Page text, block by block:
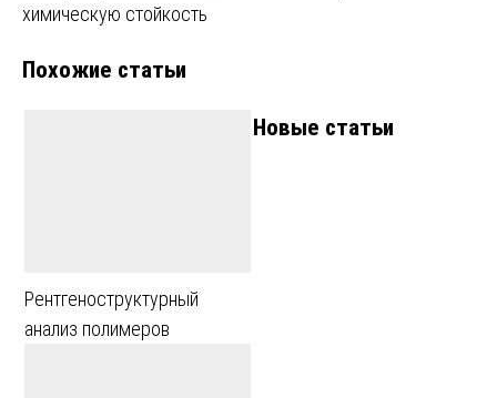
химическую стойкость
Похожие статьи
Рентгеноструктурный
анализ полимеров
Новые статьи